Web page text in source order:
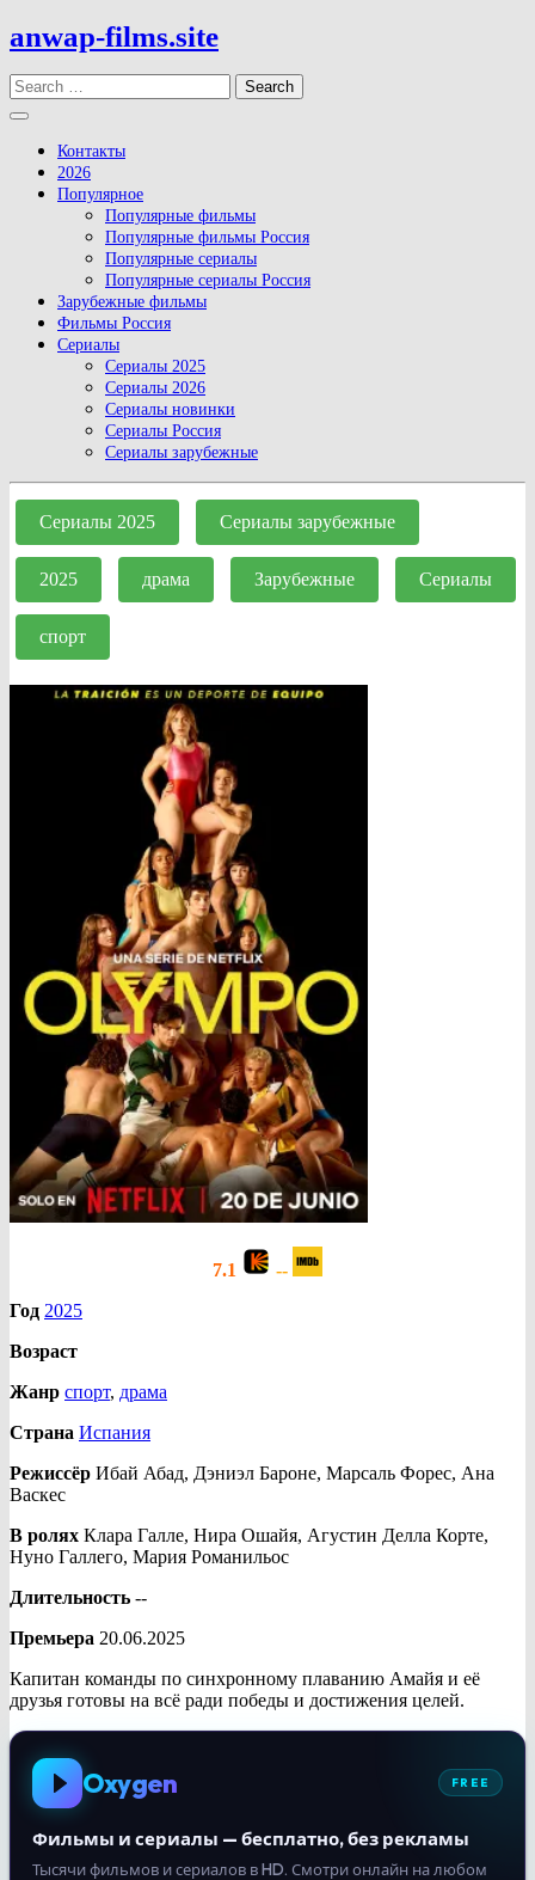
Skip
to
content
anwap-films.site
Search
Open
Button
Контакты
2026
Популярное
Популярные фильмы
Популярные фильмы Россия
Популярные сериалы
Популярные сериалы Россия
Зарубежные фильмы
Фильмы Россия
Сериалы
Сериалы 2025
Сериалы 2026
Сериалы новинки
Сериалы Россия
Сериалы зарубежные
Close
Button
Сериалы 2025 Сериалы зарубежные
2025 драма Зарубежные Сериалы
спорт
7.1
--
Год 2025
Возраст
Жанр спорт, драма
Страна Испания
Режиссёр Ибай Абад, Дэниэл Бароне, Марсаль Форес, Ана
Васкес
В ролях Клара Галле, Нира Ошайя, Агустин Делла Корте,
Нуно Галлего, Мария Романильос
Длительность --
Премьера 20.06.2025
Капитан команды по синхронному плаванию Амайя и её
друзья готовы на всё ради победы и достижения целей.
Oxygen FREE
Фильмы и сериалы — бесплатно, без рекламы
Тысячи фильмов и сериалов в HD. Смотри онлайн на любом